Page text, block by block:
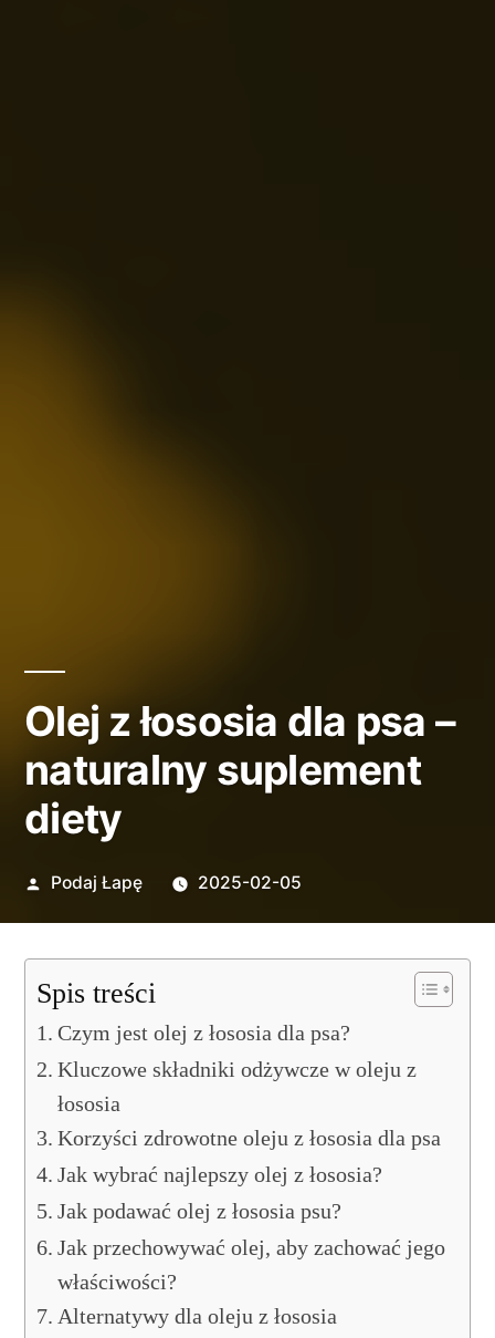
Olej z łososia dla psa –
naturalny suplement
diety
Opublikowane
Podaj Łapę 2025-02-05
Spis treści
Czym jest olej z łososia dla psa?
Kluczowe składniki odżywcze w oleju z
łososia
Korzyści zdrowotne oleju z łososia dla psa
Jak wybrać najlepszy olej z łososia?
Jak podawać olej z łososia psu?
Jak przechowywać olej, aby zachować jego
właściwości?
Alternatywy dla oleju z łososia